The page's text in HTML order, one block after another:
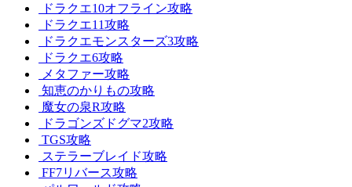
ドラクエ10オフライン攻略
ドラクエ11攻略
ドラクエモンスターズ3攻略
ドラクエ6攻略
メタファー攻略
知恵のかりもの攻略
魔女の泉R攻略
ドラゴンズドグマ2攻略
TGS攻略
ステラーブレイド攻略
FF7リバース攻略